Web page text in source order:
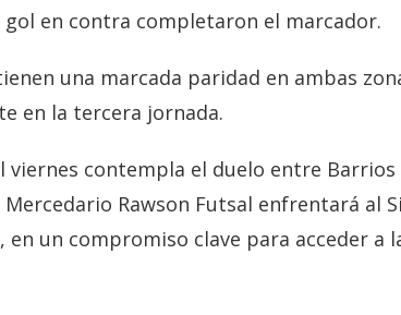
en contra completaron el marcador.
una marcada paridad en ambas
en la tercera jornada.
viernes contempla el duelo entre Barrios
Rawson Futsal enfrentará al
en un compromiso clave para acceder